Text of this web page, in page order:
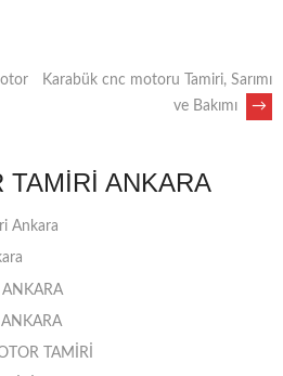
Karabük cnc motoru Tamiri, Sarımı
ve Bakımı
→
TAMIRI ANKARA
Ankara
TAMİRİ